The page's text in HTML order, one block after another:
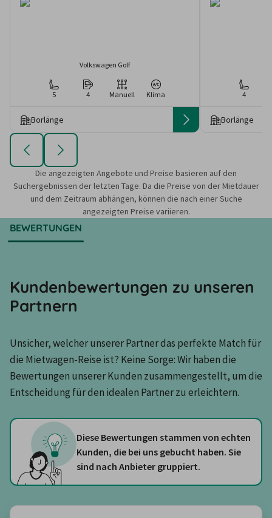
Volkswagen Golf
5 4 Manuell Klima
Borlänge
4
Borlänge
Die angezeigten Angebote und Preise basieren auf den
Suchergebnissen der letzten Tage. Da die Preise von der Mietdauer
und dem Zeitraum abhängen, können die nach einer Suche
angezeigten Preise variieren.
BEWERTUNGEN
Kundenbewertungen zu unseren
Partnern
Unsicher, welcher unserer Partner das perfekte Match für
die Mietwagen-Reise ist? Keine Sorge: Wir haben die
Bewertungen unserer Kunden zusammengestellt, um die
Entscheidung für den idealen Partner zu erleichtern.
Diese Bewertungen stammen von echten
Kunden, die bei uns gebucht haben. Sie
sind nach Anbieter gruppiert.